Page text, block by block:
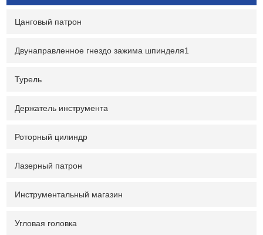
обрабатывающие центры.
Цанговый патрон
Двунаправленное гнездо зажима шпинделя1
Турель
Держатель инструмента
Роторный цилиндр
Лазерный патрон
Инструментальный магазин
Угловая головка